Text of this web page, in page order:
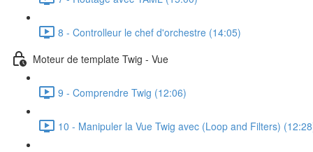
8 - Controlleur le chef d'orchestre (14:05)
Moteur de template Twig - Vue
9 - Comprendre Twig (12:06)
10 - Manipuler la Vue Twig avec (Loop and Filters)